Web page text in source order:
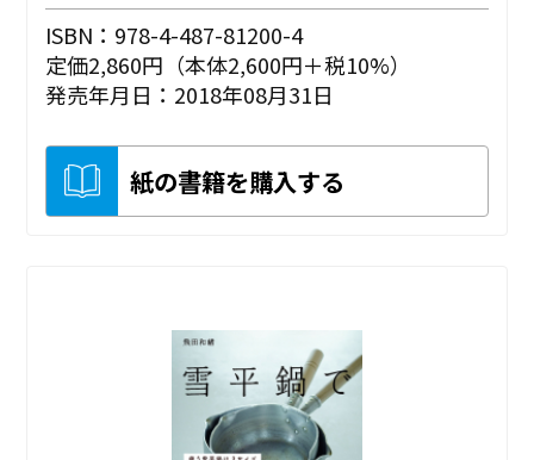
ISBN：978-4-487-81200-4
定価2,860円（本体2,600円＋税10%）
発売年月日：2018年08月31日
紙の書籍を購入する